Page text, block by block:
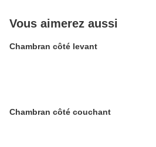
Vous aimerez aussi
Chambran côté levant
Chambran côté couchant